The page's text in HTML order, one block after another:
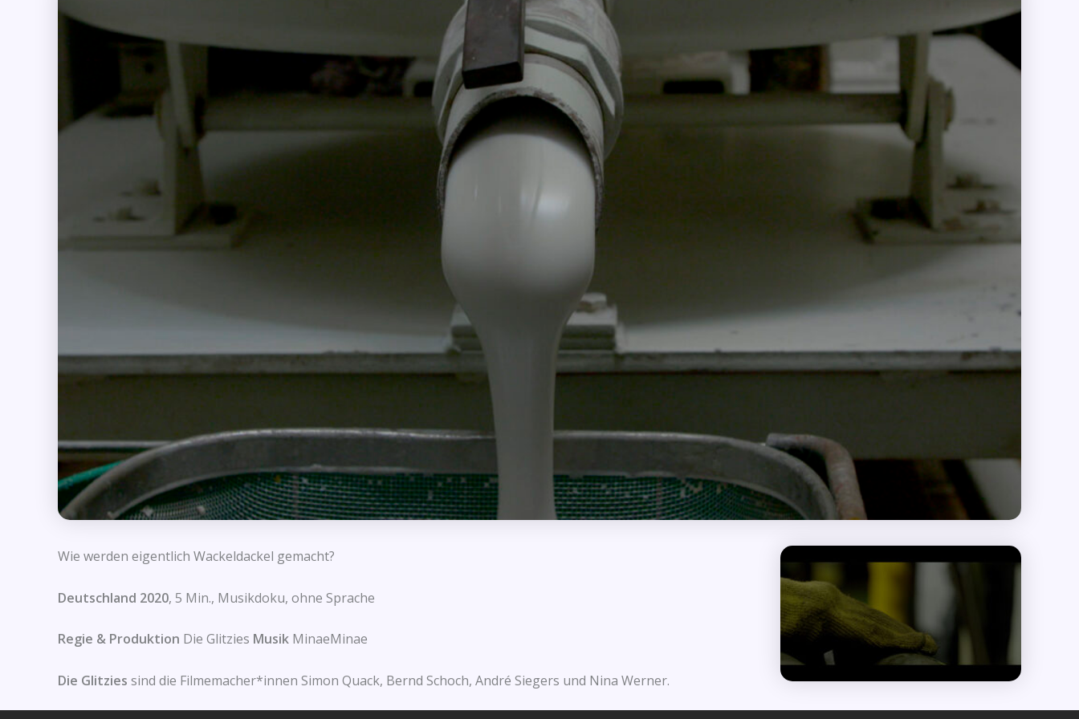
Wie werden eigentlich Wackeldackel gemacht?
Deutschland 2020, 5 Min., Musikdoku, ohne Sprache
Regie & Produktion Die Glitzies Musik MinaeMinae
Die Glitzies sind die Filmemacher*innen Simon Quack, Bernd Schoch, André Siegers und Nina Werner.